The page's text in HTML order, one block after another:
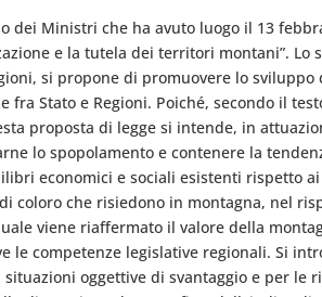
dei Ministri che ha avuto luogo il 13
e la tutela dei territori montani”.
si propone di promuovere lo
fra Stato e Regioni. Poiché, secondo il
proposta di legge si intende, in
lo spopolamento e contenere la
economici e sociali esistenti rispetto
coloro che risiedono in montagna, nel
viene riaffermato il valore della
le competenze legislative regionali. Si
oggettive di svantaggio e per